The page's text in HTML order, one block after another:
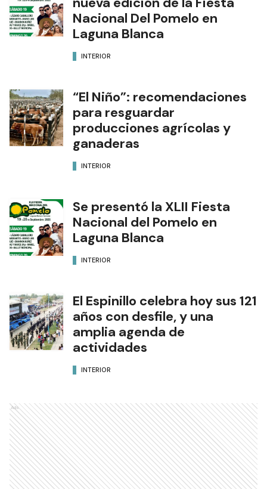
Nacional Del Pomelo en
Laguna Blanca
INTERIOR
“El Niño”: recomendaciones
para resguardar
producciones agrícolas y
ganaderas
INTERIOR
Se presentó la XLII Fiesta
Nacional del Pomelo en
Laguna Blanca
INTERIOR
El Espinillo celebra hoy sus 121
años con desfile, y una
amplia agenda de
actividades
INTERIOR
Ads